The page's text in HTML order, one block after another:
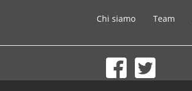
Chi siamo Team